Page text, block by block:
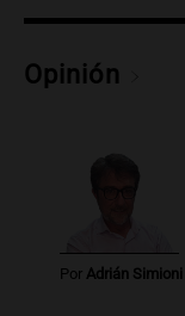
Noticias
Episodios
reza en
de la UBA
El dato
Audio.
Opinión
Por Adrián Simioni